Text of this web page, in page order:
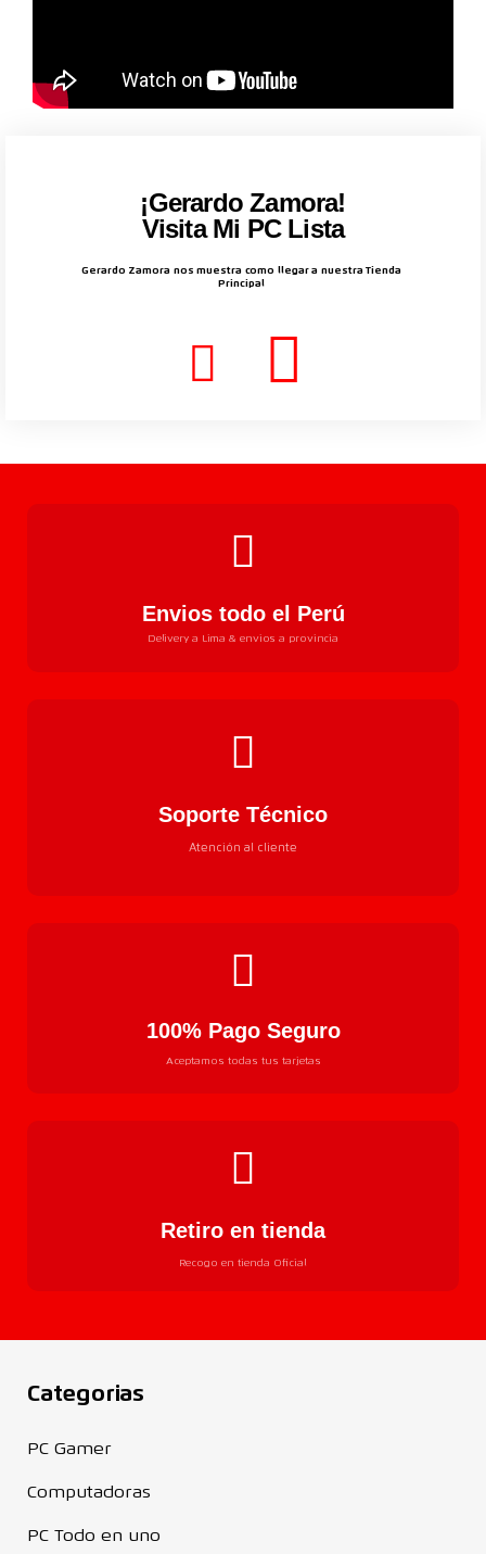
¡Gerardo Zamora!
Visita Mi PC Lista
Gerardo Zamora nos muestra como llegar a nuestra Tienda
Principal
Envios todo el Perú
Delivery a Lima & envios a provincia
Soporte Técnico
Atención al cliente
100% Pago Seguro
Aceptamos todas tus tarjetas
Retiro en tienda
Recogo en tienda Oficial
Categorias
PC Gamer
Computadoras
PC Todo en uno